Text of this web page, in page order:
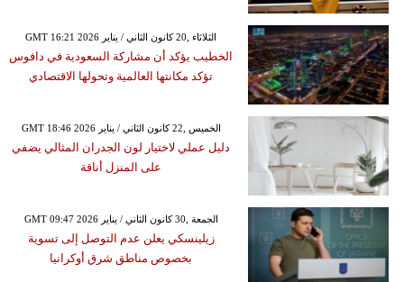
GMT 16:21 2026 الثلاثاء ,20 كانون الثاني / يناير
الخطيب يؤكد أن مشاركة السعودية في دافوس
تؤكد مكانتها العالمية وتحولها الاقتصادي
GMT 18:46 2026 الخميس ,22 كانون الثاني / يناير
دليل عملي لاختيار لون الجدران المثالي يضفي
على المنزل أناقة
GMT 09:47 2026 الجمعة ,30 كانون الثاني / يناير
زيلينسكي يعلن عدم التوصل إلى تسوية
بخصوص مناطق شرق أوكرانيا